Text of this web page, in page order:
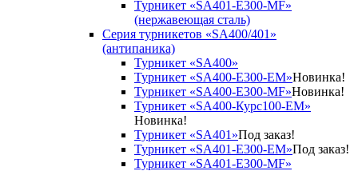
Турникет «SA401-E300-MF»
(нержавеющая сталь)
Серия турникетов «SA400/401»
(антипаника)
Турникет «SA400»
Турникет «SA400-Е300-EM»Новинка!
Турникет «SA400-Е300-MF»Новинка!
Турникет «SA400-Курс100-EM»
Новинка!
Турникет «SA401»Под заказ!
Турникет «SA401-E300-EM»Под заказ!
Турникет «SA401-E300-MF»